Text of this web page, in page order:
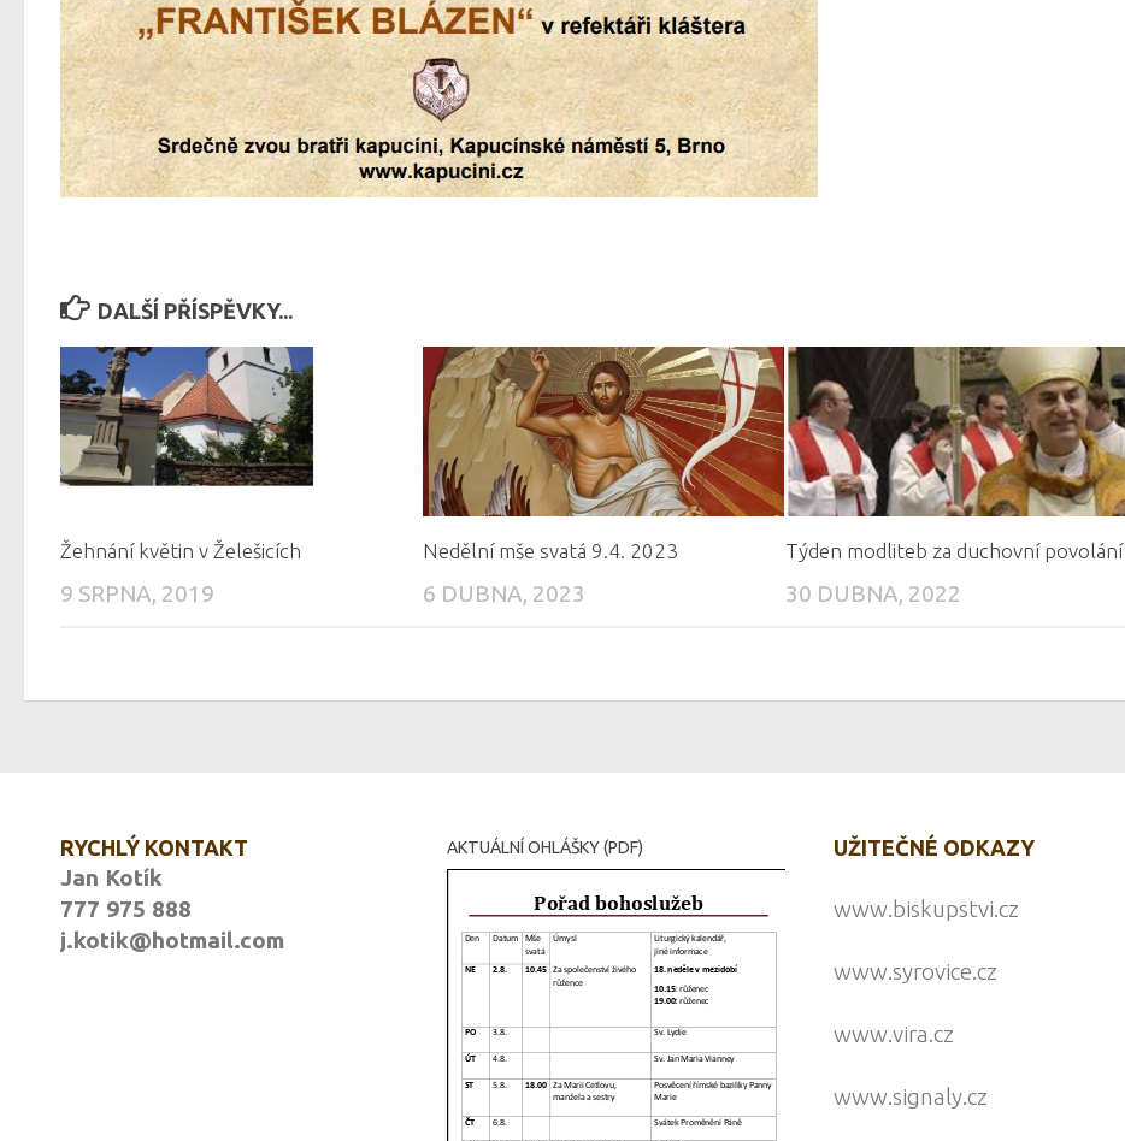
DALŠÍ PŘÍSPĚVKY...
Žehnání květin v Želešicích
9 SRPNA, 2019
Nedělní mše svatá 9.4. 2023
6 DUBNA, 2023
Týden modliteb za duchovní povolání
30 DUBNA, 2022
RYCHLÝ KONTAKT
Jan Kotík
777 975 888
j.kotik@hotmail.com
AKTUÁLNÍ OHLÁŠKY (PDF) UŽITEČNÉ ODKAZY
www.biskupstvi.cz
www.syrovice.cz
www.vira.cz
www.signaly.cz